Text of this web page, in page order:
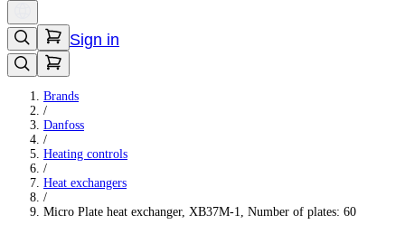
Sign in
Brands
/
Danfoss
/
Heating controls
/
Heat exchangers
/
Micro Plate heat exchanger, XB37M-1, Number of plates: 60